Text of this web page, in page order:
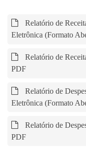
Relatório de
Eletrônica (Formato
Relatório de
PDF
Relatório de
Eletrônica (Formato
Relatório de
PDF